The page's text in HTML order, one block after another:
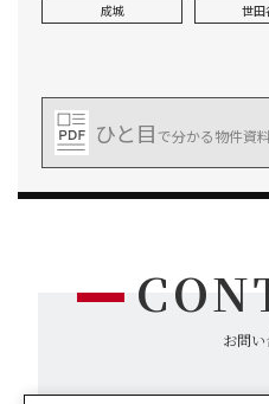
成城 世田
ひと目で分かる物件資料
お問